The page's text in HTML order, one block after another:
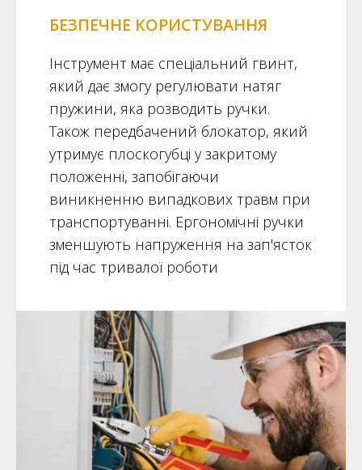
БЕЗПЕЧНЕ КОРИСТУВАННЯ
Інструмент має спеціальний гвинт,
який дає змогу регулювати натяг
пружини, яка розводить ручки.
Також передбачений блокатор, який
утримує плоскогубці у закритому
положенні, запобігаючи
виникненню випадкових травм при
транспортуванні. Ергономічні ручки
зменшують напруження на зап'ясток
під час тривалої роботи